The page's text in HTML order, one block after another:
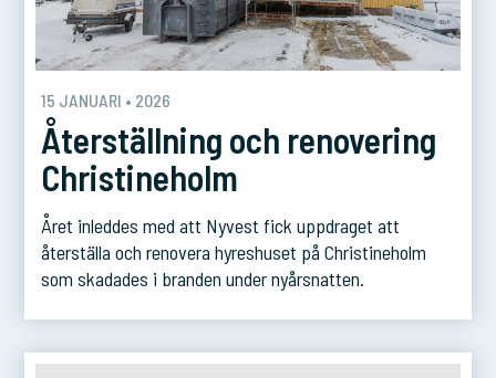
15 JANUARI • 2026
Återställning och renovering
Christineholm
Året inleddes med att Nyvest fick uppdraget att
återställa och renovera hyreshuset på Christineholm
som skadades i branden under nyårsnatten.